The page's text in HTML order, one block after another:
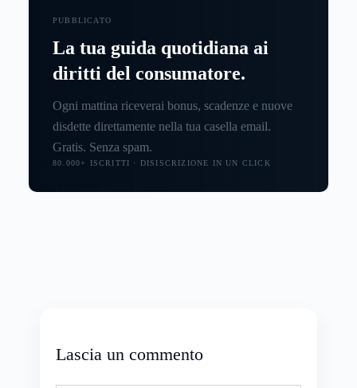
PUBBLICATO
La tua guida quotidiana ai
diritti del consumatore.
Ogni mattina riceverai bonus, scadenze e nuove
disdette direttamente nella tua casella email.
Gratis. Senza spam.
80.000+ ISCRITTI · DISISCRIZIONE IN UN CLICK
Lascia un commento